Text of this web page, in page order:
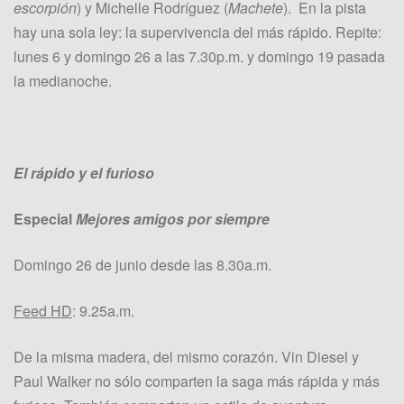
escorpión) y Michelle Rodríguez (Machete). En la pista
hay una sola ley: la supervivencia del más rápido. Repite:
lunes 6 y domingo 26 a las 7.30p.m. y domingo 19 pasada
la medianoche.
El rápido y el furioso
EspecialMejores amigos por siempre
Domingo 26 de junio desde las 8.30a.m.
Feed HD: 9.25a.m.
De la misma madera, del mismo corazón. Vin Diesel y
Paul Walker no sólo comparten la saga más rápida y más